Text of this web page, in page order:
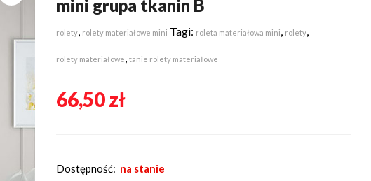
mini grupa tkanin B
rolety, rolety materiałowe mini Tagi: roleta materiałowa mini, rolety,
rolety materiałowe, tanie rolety materiałowe
66,50zł
Dostępność: na stanie